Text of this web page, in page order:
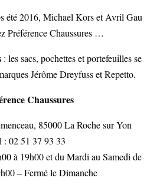
été 2016, Michael Kors et Avril Gau
Préférence Chaussures …
: les sacs, pochettes et portefeuilles se
Jérôme Dreyfuss et Repetto.
Chaussures
85000 La Roche sur Yon
: 02 51 37 93 33
à 19h00 et du Mardi au Samedi de
– Fermé le Dimanche